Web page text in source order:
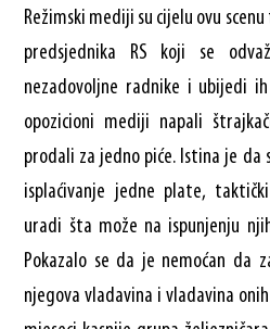
Režimski mediji su cijelu ovu
predsjednika RS koji se
nezadovoljne radnike i ubijedi
opozicioni mediji napali
prodali za jedno piće. Istina je da
isplaćivanje jedne plate,
uradi šta može na ispunjenju
Pokazalo se da je nemoćan da
njegova vladavina i vladavina